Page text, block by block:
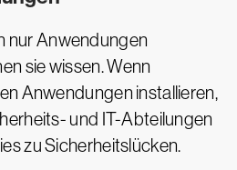
nur Anwendungen
sie wissen. Wenn
Anwendungen installieren,
und IT-Abteilungen
zu Sicherheitslücken.